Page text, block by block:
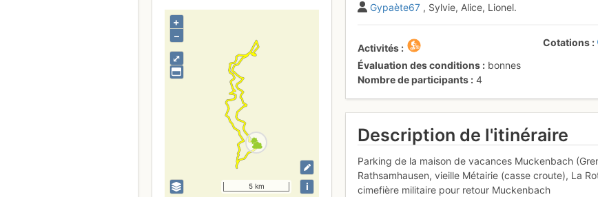
+
–
5 km i
⤢
Gypaète67 , Sylvie, Alice, Lionel.
Activités
Évaluation des conditions
bonnes
Nombre de participants
4
Cotations
Description de l'itinéraire
Parking de la maison de vacances Muckenbach
Rathsamhausen, vieille Métairie (casse croute), La
cimefière militaire pour retour Muckenbach